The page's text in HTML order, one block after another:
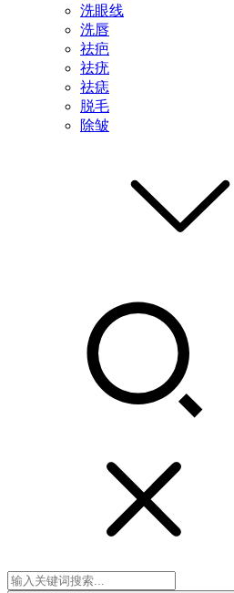
洗眼线
洗唇
祛疤
祛疣
祛痣
脱毛
除皱